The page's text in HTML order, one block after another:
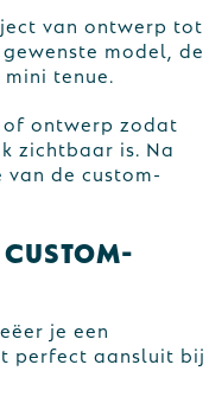
van ontwerp tot
model, de
tenue.
of ontwerp zodat
zichtbaar is. Na
de custom-
je een
perfect aansluit bij